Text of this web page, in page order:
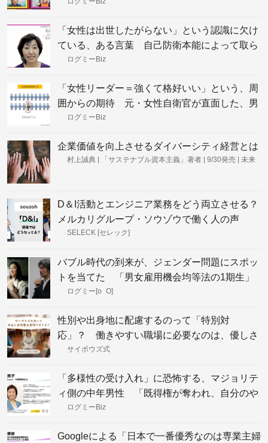
下がる精神”をどう乗り越えるか
「女性は出世したがらない」という認識に欠け
ている、ある言葉 自己防衛本能によって取ら
ざるを得ない「諦めの選択肢」
ログミーBiz
「女性リーダー＝強くて格好いい」という、周
囲からの期待 元・女性自衛官が直面した、男
性社会におけるギャップと葛藤
ログミーBiz
企業価値を向上させるダイバーシティ経営とは
村上誠典 | 「サステナブル資本主義」著者 | 9/30発売 | 未来
D＆I活動とエンジニア業務をどう両立させる？
メルカリグループ・ソウゾウで働く人の声
SELECK [セレック]
バブル時代の到来が、ジェンダー問題にスポッ
トを当てた 「男女雇用機会均等法の1期生」
が振り返る、バブルの始まり
ログミー[o_O]
性別や出身地に配慮するのって「特別対
応」？ 働きやすい職場に必要なのは、優しさ
ではなく知識
サイボウズ式
「多様性の受け入れ」に恐怖する、マジョリテ
ィ側の中年男性 「既得権が奪われ、自分のや
り方が否定される」という思い込み
ログミーBiz
Googleによる「日本で一番優秀なのは専業主婦